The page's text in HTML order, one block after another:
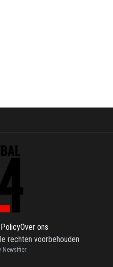
Over ons
rechten voorbehouden
Newsifier